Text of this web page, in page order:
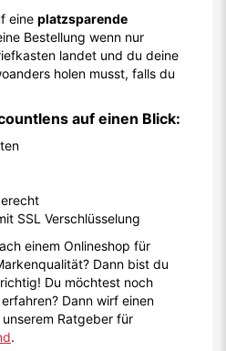
eine platzsparende
Bestellung wenn nur
landet und du deine
holen musst, falls du
auf einen Blick:
SSL Verschlüsselung
einem Onlineshop für
Dann bist du
Du möchtest noch
Dann wirf einen
Ratgeber für
.